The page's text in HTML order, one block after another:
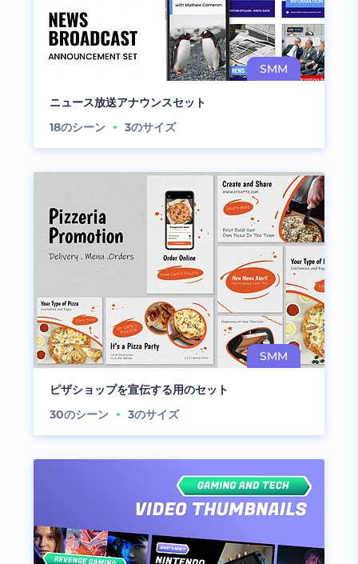
ニュース放送アナウンスセット
18のシーン 3のサイズ
ピザショップを宣伝する用のセット
30のシーン 3のサイズ